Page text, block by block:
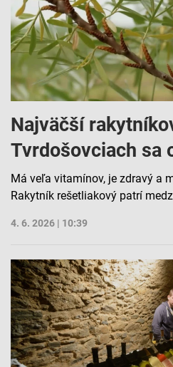
Najväčší
Tvrdošovciach sa
Má veľa vitamínov, je zdravý a
Rakytník rešetliakový patrí
4. 6. 2026 | 10:39